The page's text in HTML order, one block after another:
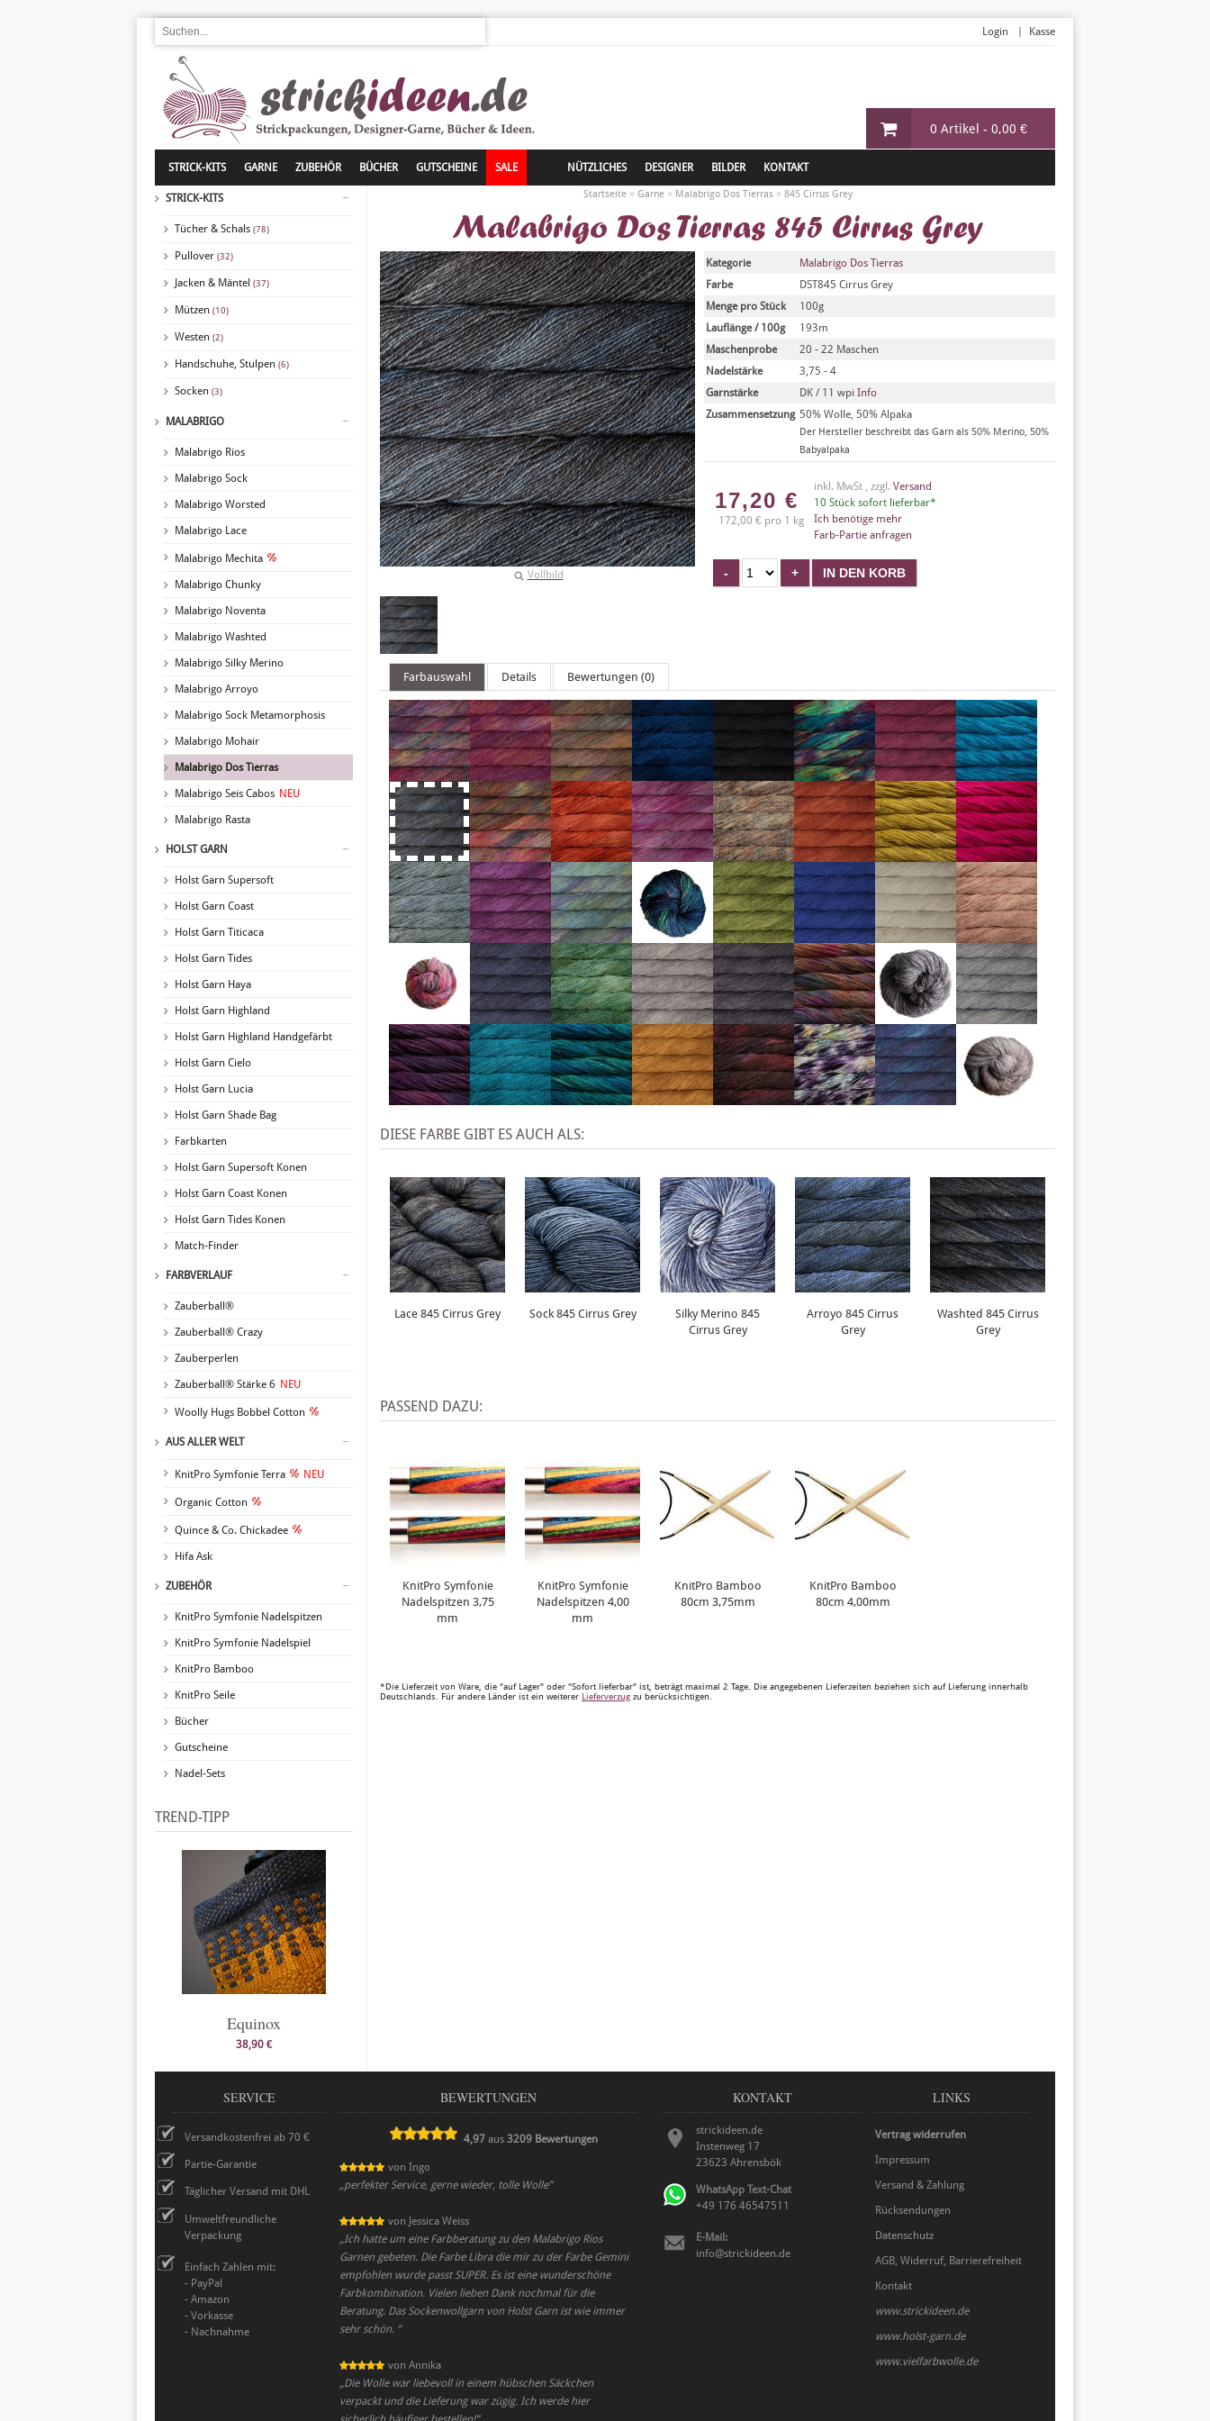
0 Artikel - 0,00 €
Login Kasse
STRICK-KITS GARNE ZUBEHÖR BÜCHER GUTSCHEINE SALE NÜTZLICHES DESIGNER BILDER KONTAKT
STRICK-KITS
Tücher & Schals (78)
Pullover (32)
Jacken & Mäntel (37)
Mützen (10)
Westen (2)
Handschuhe, Stulpen (6)
Socken (3)
MALABRIGO
Malabrigo Rios
Malabrigo Sock
Malabrigo Worsted
Malabrigo Lace
Malabrigo Mechita
Malabrigo Chunky
Malabrigo Noventa
Malabrigo Washted
Malabrigo Silky Merino
Malabrigo Arroyo
Malabrigo Sock Metamorphosis
Malabrigo Mohair
Malabrigo Dos Tierras
Malabrigo Seis Cabos NEU
Malabrigo Rasta
HOLST GARN
Holst Garn Supersoft
Holst Garn Coast
Holst Garn Titicaca
Holst Garn Tides
Holst Garn Haya
Holst Garn Highland
Holst Garn Highland Handgefärbt
Holst Garn Cielo
Holst Garn Lucia
Holst Garn Shade Bag
Farbkarten
Holst Garn Supersoft Konen
Holst Garn Coast Konen
Holst Garn Tides Konen
Match-Finder
FARBVERLAUF
Zauberball®
Zauberball® Crazy
Zauberperlen
Zauberball® Stärke 6 NEU
Woolly Hugs Bobbel Cotton
AUS ALLER WELT
KnitPro Symfonie Terra NEU
Organic Cotton
Quince & Co. Chickadee
Hifa Ask
ZUBEHÖR
KnitPro Symfonie Nadelspitzen
KnitPro Symfonie Nadelspiel
KnitPro Bamboo
KnitPro Seile
Bücher
Gutscheine
Nadel-Sets
TREND-TIPP
Equinox
38,90 €
Startseite» Garne» Malabrigo Dos Tierras» 845 Cirrus Grey
Malabrigo Dos Tierras 845 Cirrus Grey
Vollbild
Kategorie
Malabrigo Dos Tierras
Farbe
DST845 Cirrus Grey
Menge pro Stück
100g
Lauflänge / 100g
193m
Maschenprobe
20 - 22 Maschen
Nadelstärke
3,75 - 4
Garnstärke
DK / 11 wpi Info
Zusammensetzung 50% Wolle, 50% Alpaka
Der Hersteller beschreibt das Garn als 50% Merino, 50%
Babyalpaka
17,20 €
172,00 € pro 1 kg
inkl. MwSt , zzgl. Versand
10 Stück sofort lieferbar*
Ich benötige mehr
Farb-Partie anfragen
Farbauswahl Details Bewertungen (0)
DIESE FARBE GIBT ES AUCH ALS:
Lace 845 Cirrus Grey Sock 845 Cirrus Grey
Silky Merino 845
Cirrus Grey
Arroyo 845 Cirrus
Grey
Washted 845 Cirrus
Grey
PASSEND DAZU:
KnitPro Symfonie
Nadelspitzen 3,75
mm
KnitPro Symfonie
Nadelspitzen 4,00
mm
KnitPro Bamboo
80cm 3,75mm
KnitPro Bamboo
80cm 4,00mm
*Die Lieferzeit von Ware, die "auf Lager" oder "Sofort lieferbar" ist, beträgt maximal 2 Tage. Die angegebenen Lieferzeiten beziehen sich auf Lieferung innerhalb
Deutschlands. Für andere Länder ist ein weiterer Lieferverzug zu berücksichtigen.
SERVICE
Versandkostenfrei ab 70 €
Partie-Garantie
Täglicher Versand mit DHL
Umweltfreundliche
Verpackung
Einfach Zahlen mit:
- PayPal
- Amazon
- Vorkasse
- Nachnahme
BEWERTUNGEN
4,97 aus3209 Bewertungen
von Ingo
„perfekter Service, gerne wieder, tolle Wolle”
von Jessica Weiss
„Ich hatte um eine Farbberatung zu den Malabrigo Rios
Garnen gebeten. Die Farbe Libra die mir zu der Farbe Gemini
empfohlen wurde passt SUPER. Es ist eine wunderschöne
Farbkombination. Vielen lieben Dank nochmal für die
Beratung. Das Sockenwollgarn von Holst Garn ist wie immer
sehr schön. ”
von Annika
„Die Wolle war liebevoll in einem hübschen Säckchen
verpackt und die Lieferung war zügig. Ich werde hier
KONTAKT
strickideen.de
Instenweg 17
23623 Ahrensbök
WhatsApp Text-Chat
+49 176 46547511
E-Mail:
info@strickideen.de
LINKS
Vertrag widerrufen
Impressum
Versand & Zahlung
Rücksendungen
Datenschutz
AGB, Widerruf, Barrierefreiheit
Kontakt
www.strickideen.de
www.holst-garn.de
www.vielfarbwolle.de